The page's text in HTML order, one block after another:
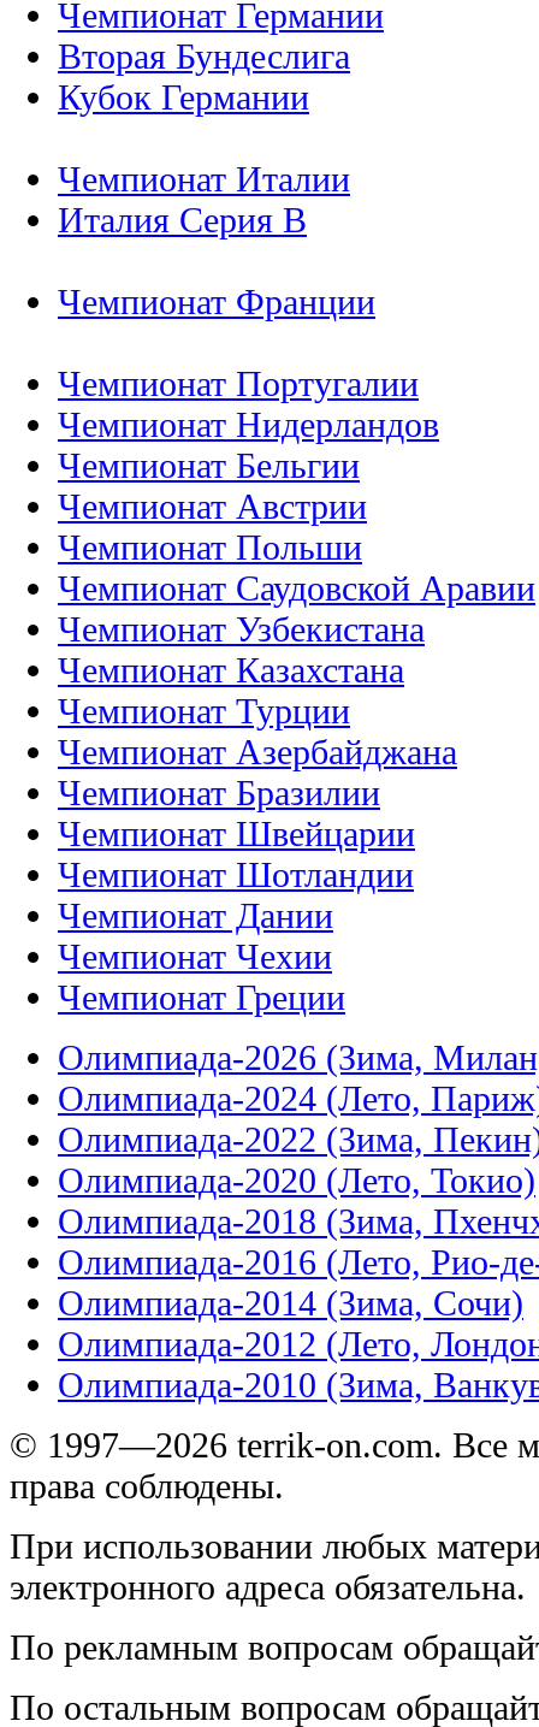
Чемпионат Германии
Вторая Бундеслига
Кубок Германии
Чемпионат Италии
Италия Серия B
Чемпионат Франции
Чемпионат Португалии
Чемпионат Нидерландов
Чемпионат Бельгии
Чемпионат Австрии
Чемпионат Польши
Чемпионат Саудовской Аравии
Чемпионат Узбекистана
Чемпионат Казахстана
Чемпионат Турции
Чемпионат Азербайджана
Чемпионат Бразилии
Чемпионат Швейцарии
Чемпионат Шотландии
Чемпионат Дании
Чемпионат Чехии
Чемпионат Греции
Олимпиада-2026 (Зима,
Олимпиада-2024 (Лето,
Олимпиада-2022 (Зима,
Олимпиада-2020 (Лето, Токио)
Олимпиада-2018 (Зима,
Олимпиада-2016 (Лето, Рио-
Олимпиада-2014 (Зима, Сочи)
Олимпиада-2012 (Лето,
Олимпиада-2010 (Зима,
© 1997—2026 terrik-on.com. Все
права соблюдены.
При использовании любых
электронного адреса обязательна.
По рекламным вопросам
По остальным вопросам